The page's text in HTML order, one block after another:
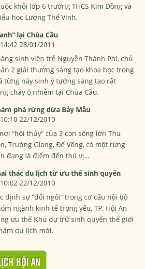
khối lớp 6 trường THCS Kim Đồng và
học Lương Thế Vinh.
lại Chùa Cầu
14:42 28/01/2011
sinh viên trẻ Nguyễn Thành Phi, chủ
2 giải thưởng sáng tạo khoa học trong
từng nảy sinh ý tưởng sáng tạo rất
chảy ô nhiễm tại Chùa Cầu.
phá rừng dừa Bảy Mẫu
10:10 22/12/2010
“hội thủy” của 3 con sông lớn Thu
Trường Giang, Đế Võng, có một rừng
đang là điểm đến thú vị…
thác du lịch từ ưu thế sinh quyển
10:02 22/12/2010
định sự “đổi ngôi” trong cơ cấu nội bộ
ngành kinh tế trọng yếu, TP. Hội An
ưu thế Khu dự trữ sinh quyển thế giới
du lịch mới.
HỘI AN